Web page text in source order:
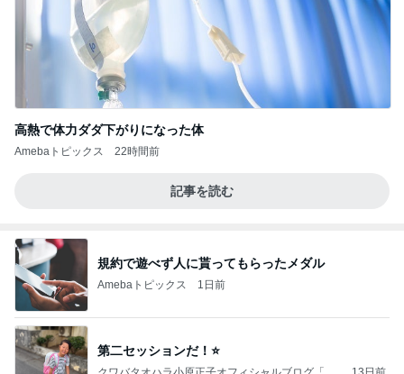
高熱で体力ダダ下がりになった体
Amebaトピックス 22時間前
記事を読む
規約で遊べず人に貰ってもらったメダル
Amebaトピックス 1日前
第二セッションだ！⭐️